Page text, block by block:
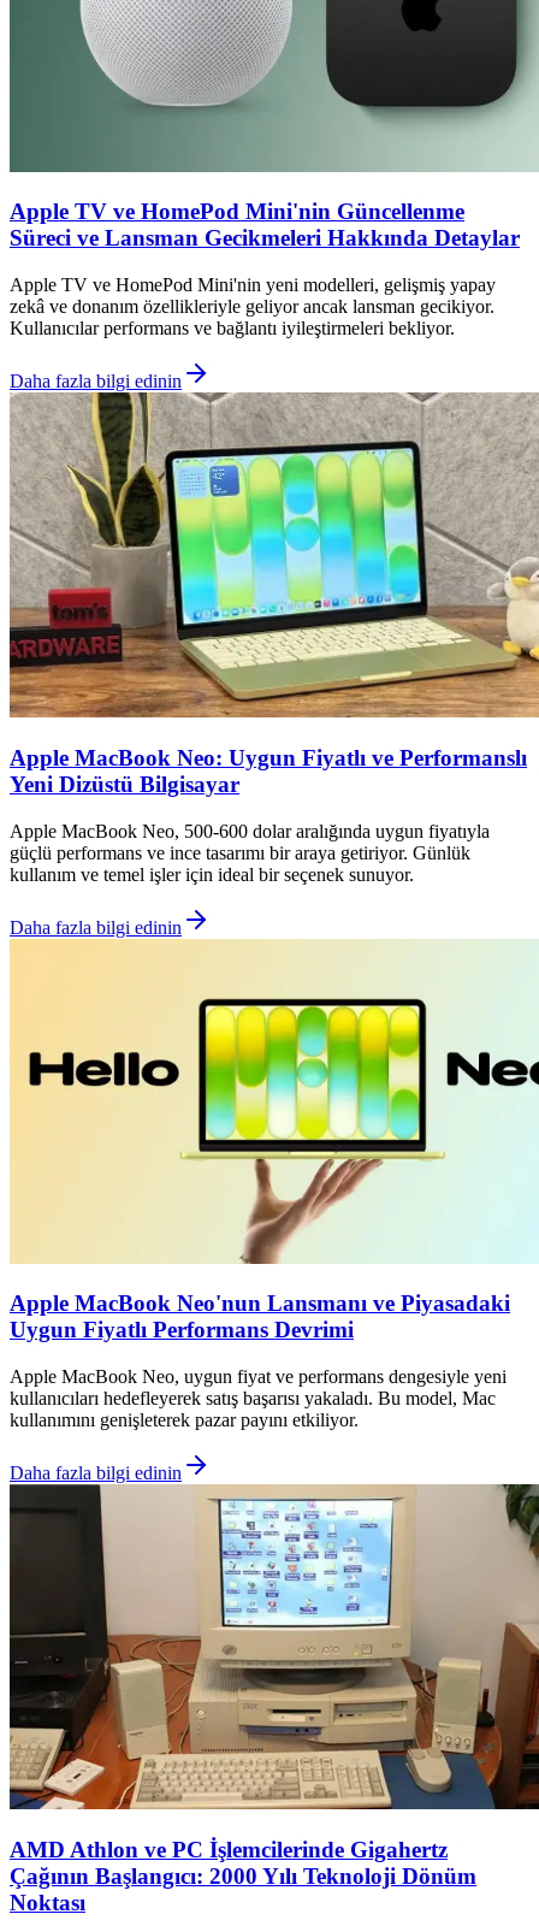
Apple TV ve HomePod Mini'nin Güncellenme
Süreci ve Lansman Gecikmeleri Hakkında Detaylar
Apple TV ve HomePod Mini'nin yeni modelleri, gelişmiş yapay
zekâ ve donanım özellikleriyle geliyor ancak lansman gecikiyor.
Kullanıcılar performans ve bağlantı iyileştirmeleri bekliyor.
Daha fazla bilgi edinin
Apple MacBook Neo: Uygun Fiyatlı ve Performanslı
Yeni Dizüstü Bilgisayar
Apple MacBook Neo, 500-600 dolar aralığında uygun fiyatıyla
güçlü performans ve ince tasarımı bir araya getiriyor. Günlük
kullanım ve temel işler için ideal bir seçenek sunuyor.
Daha fazla bilgi edinin
Apple MacBook Neo'nun Lansmanı ve Piyasadaki
Uygun Fiyatlı Performans Devrimi
Apple MacBook Neo, uygun fiyat ve performans dengesiyle yeni
kullanıcıları hedefleyerek satış başarısı yakaladı. Bu model, Mac
kullanımını genişleterek pazar payını etkiliyor.
Daha fazla bilgi edinin
AMD Athlon ve PC İşlemcilerinde Gigahertz
Çağının Başlangıcı: 2000 Yılı Teknoloji Dönüm
Noktası